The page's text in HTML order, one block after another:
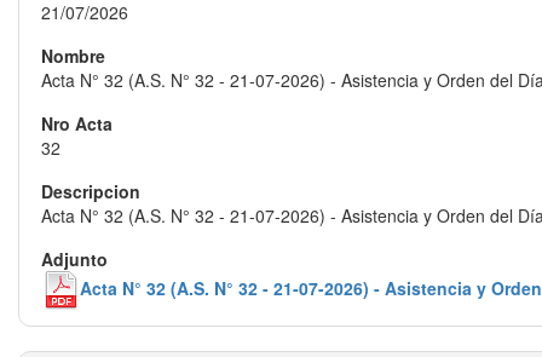
21/07/2026
Acta N° 32 (A.S. N° 32 - 21-07-2026) - Asistencia y Orden del
32
Acta N° 32 (A.S. N° 32 - 21-07-2026) - Asistencia y Orden del
Acta N° 32 (A.S. N° 32 - 21-07-2026) - Asistencia y